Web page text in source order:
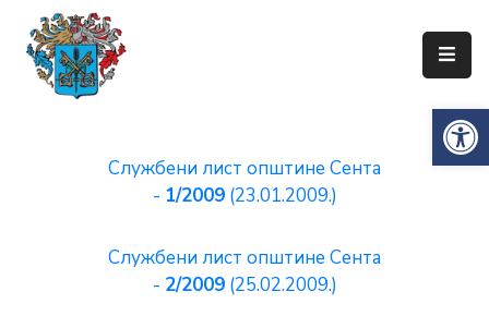
Упознајте
Службени лист општине Сента
- 1/2009(23.01.2009.)
Службени лист општине Сента
- 2/2009(25.02.2009.)